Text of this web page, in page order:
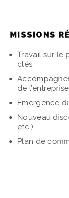
MISSIONS
Travail sur le
clés,
de
Émergence
Nouveau
etc.)
Plan de